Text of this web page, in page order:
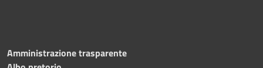
Amministrazione trasparente